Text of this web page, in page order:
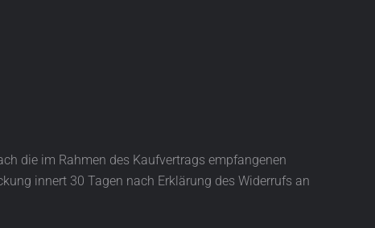
die im Rahmen des Kaufvertrags empfangenen
innert 30 Tagen nach Erklärung des Widerrufs an